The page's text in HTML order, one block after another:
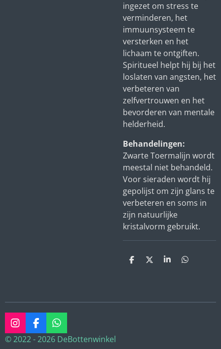
ingezet om stress te
verminderen, het
immuunsysteem te
versterken en het
lichaam te ontgiften.
Spiritueel helpt hij bij het
loslaten van angsten, het
verbeteren van
zelfvertrouwen en het
bevorderen van mentale
helderheid.
Behandelingen:
Zwarte Toermalijn wordt
meestal niet behandeld.
Voor sieraden wordt hij
gepolijst om zijn glans te
verbeteren en soms in
zijn natuurlijke
kristalvorm gebruikt.
D
D
S
D
I
n
s
F
a
c
W
h
a
© 2022 - 2026 DeBottenwinkel